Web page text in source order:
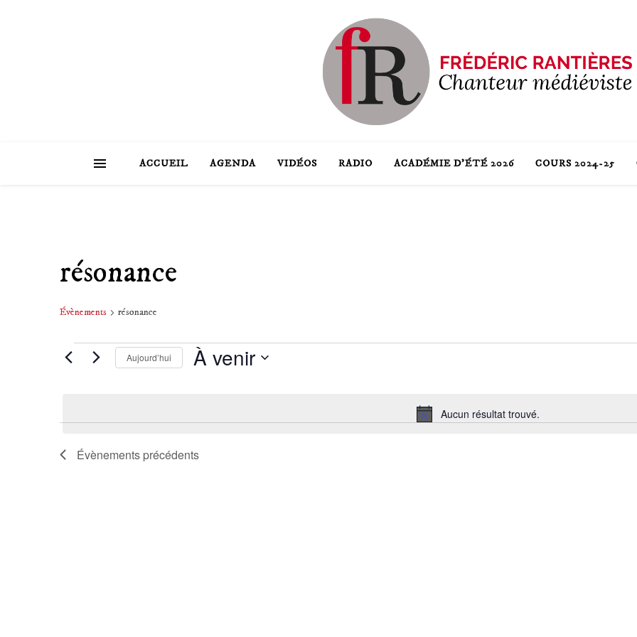
ACCUEIL AGENDA VIDÉOS RADIO ACADÉMIE D’ÉTÉ 2026 COURS 2024-25
résonance
Évènements résonance
Évènements
Notice
Aucun résultat trouvé.
Aujourd’hui À venir
Évènements précédents